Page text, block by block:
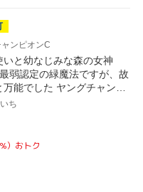
ンピオンC
と幼なじみな森の女神
弱認定の緑魔法ですが、故
能でした ヤングチャンピ
ち
）おトク